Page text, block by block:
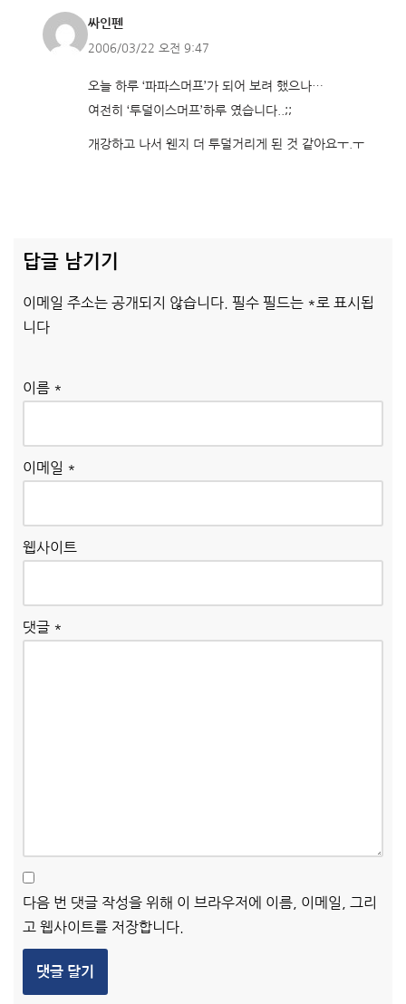
싸인펜
2006/03/22 오전 9:47
오늘 하루 ‘파파스머프’가 되어 보려 했으나…
여전히 ‘투덜이스머프’하루 였습니다..;;
개강하고 나서 웬지 더 투덜거리게 된 것 같아요ㅜ.ㅜ
답글 남기기
이메일 주소는 공개되지 않습니다. 필수 필드는 * 로 표시됩
니다
이름 *
이메일 *
웹사이트
댓글 *
다음 번 댓글 작성을 위해 이 브라우저에 이름, 이메일, 그리
고 웹사이트를 저장합니다.